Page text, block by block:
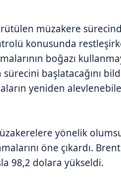
müzakere
konusunda
boğazı
başlatacağını
yeniden
yönelik
öne çıkardı.
98,2 dolara yükseldi.